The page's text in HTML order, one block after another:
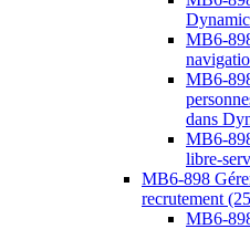
MB6-
MB6-
dans
MB6-
libre-
MB6-898
recrutement
MB6-